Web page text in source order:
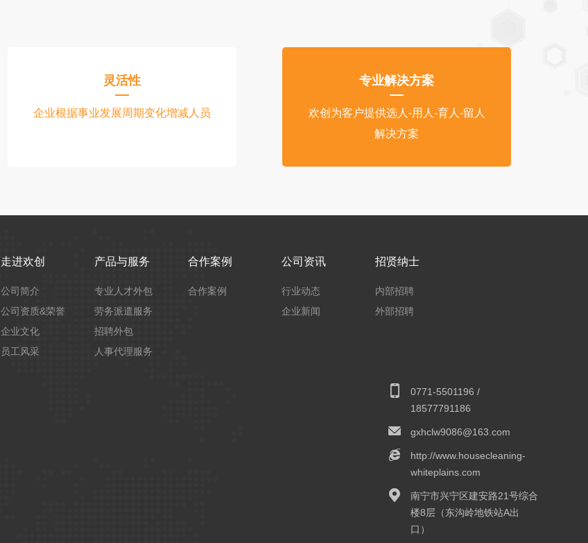
灵活性
企业根据事业发展周期变化增减人员
专业解决方案
欢创为客户提供选人-用人-育人-留人
解决方案
走进欢创
公司简介
公司资质&荣誉
企业文化
员工风采
产品与服务
专业人才外包
劳务派遣服务
招聘外包
人事代理服务
合作案例
合作案例
公司资讯
行业动态
企业新闻
招贤纳士
内部招聘
外部招聘
0771-5501196 /
18577791186
gxhclw9086@163.com
http://www.housecleaning-
whiteplains.com
南宁市兴宁区建安路21号综合
楼8层（东沟岭地铁站A出
口）